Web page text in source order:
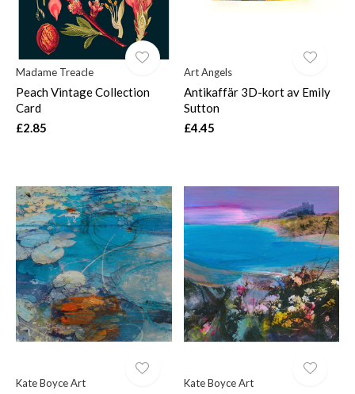
Madame Treacle
Peach Vintage Collection
Card
£2.85
Art Angels
Antikaffär 3D-kort av Emily
Sutton
£4.45
Kate Boyce Art Kate Boyce Art